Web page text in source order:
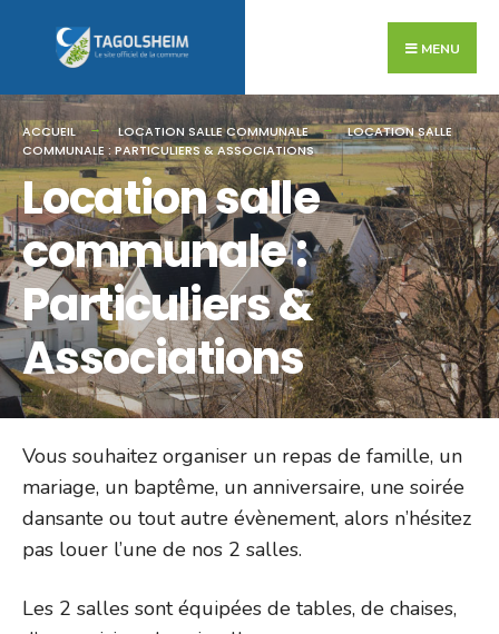
MENU
ACCUEIL LOCATION SALLE COMMUNALE
LOCATION SALLE
COMMUNALE : PARTICULIERS & ASSOCIATIONS
Location salle
communale :
Particuliers &
Associations
Vous souhaitez organiser un repas de famille, un
mariage, un baptême, un anniversaire, une soirée
dansante ou tout autre évènement, alors n’hésitez
pas louer l’une de nos 2 salles.
Les 2 salles sont équipées de tables, de chaises,
for: